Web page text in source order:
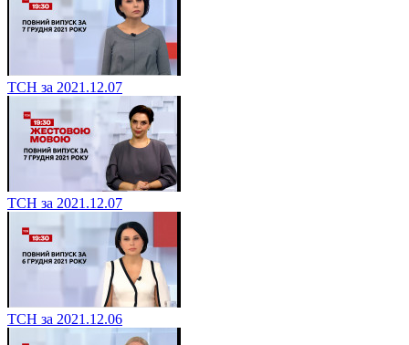
ТСН за 2021.12.07
ТСН за 2021.12.07
ТСН за 2021.12.06